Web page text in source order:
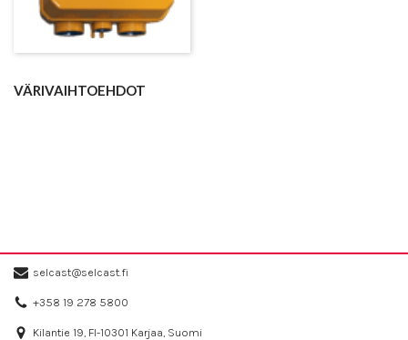
VÄRIVAIHTOEHDOT
selcast@selcast.fi
+358 19 278 5800
Kilantie 19, FI-10301 Karjaa, Suomi